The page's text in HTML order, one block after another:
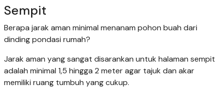
Sempit
Berapa jarak aman minimal menanam pohon buah dari
dinding pondasi rumah?
Jarak aman yang sangat disarankan untuk halaman sempit
adalah minimal 1,5 hingga 2 meter agar tajuk dan akar
memiliki ruang tumbuh yang cukup.